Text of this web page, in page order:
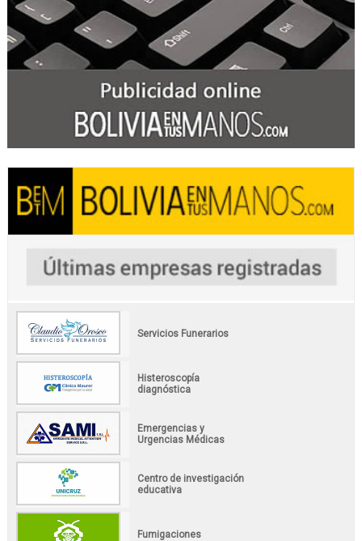
Servicios Funerarios
Histeroscopía
diagnóstica
Emergencias y
Urgencias Médicas
Centro de investigación
educativa
Fumigaciones